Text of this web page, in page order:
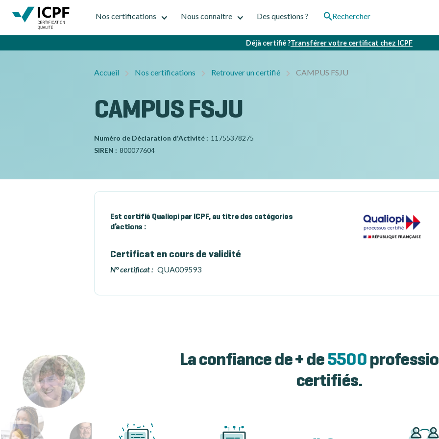
Nos certifications Nous connaitre Des questions ? Rechercher
Déjà certifié ?Transférer votre certificat chez ICPF
Accueil Nos certifications Retrouver un certifié CAMPUS FSJU
CAMPUS FSJU
Numéro de Déclaration d'Activité : 11755378275
SIREN : 800077604
Est certifié Qualiopi par ICPF, au titre des catégories
d’actions :
Certificat en cours de validité
N° certificat : QUA009593
La confiance de + de 5500
certifiés.